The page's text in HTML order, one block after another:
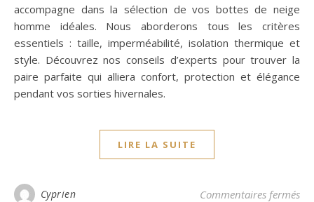
accompagne dans la sélection de vos bottes de neige
homme idéales. Nous aborderons tous les critères
essentiels : taille, imperméabilité, isolation thermique et
style. Découvrez nos conseils d’experts pour trouver la
paire parfaite qui alliera confort, protection et élégance
pendant vos sorties hivernales.
LIRE LA SUITE
Cyprien Commentaires fermés